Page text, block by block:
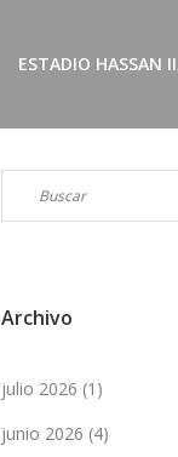
ESTADIO HASSAN II
Archivo
julio 2026 (1)
junio 2026 (4)